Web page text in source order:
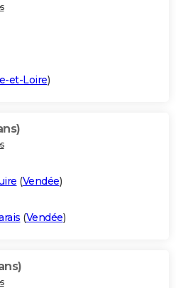
et-Loire)
(Vendée)
(Vendée)